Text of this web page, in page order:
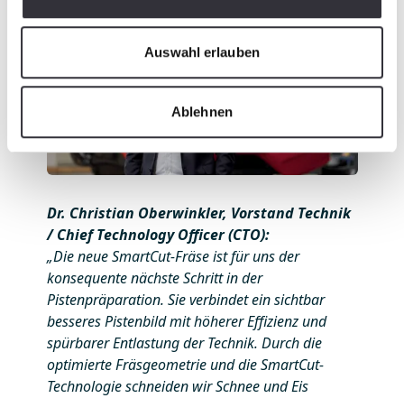
Auswahl erlauben
Ablehnen
Dr. Christian Oberwinkler, Vorstand Technik
/ Chief Technology Officer (CTO):
„Die neue SmartCut-Fräse ist für uns der
konsequente nächste Schritt in der
Pistenpräparation. Sie verbindet ein sichtbar
besseres Pistenbild mit höherer Effizienz und
spürbarer Entlastung der Technik. Durch die
optimierte Fräsgeometrie und die SmartCut-
Technologie schneiden wir Schnee und Eis